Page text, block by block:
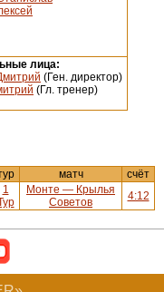
лица:
(Ген. директор)
(Гл. тренер)
матч
счёт
1
Монте — Крылья
Советов
4:12